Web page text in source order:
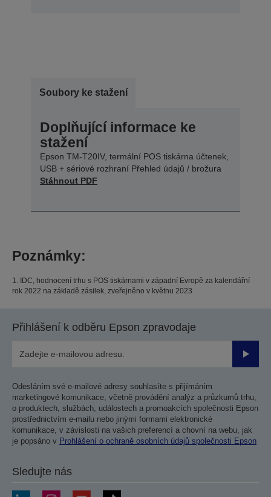
Soubory ke stažení
Doplňující informace ke
stažení
Epson TM-T20IV, termální POS tiskárna účtenek,
USB + sériové rozhraní Přehled údajů / brožura
Stáhnout PDF
Poznámky:
1. IDC, hodnocení trhu s POS tiskárnami v západní Evropě za kalendářní
rok 2022 na základě zásilek, zveřejněno v květnu 2023
Přihlášení k odběru Epson zpravodaje
Odesláním své e-mailové adresy souhlasíte s přijímáním
marketingové komunikace, včetně provádění analýz a průzkumů trhu,
o produktech, službách, událostech a promoakcích společnosti Epson
prostřednictvím e-mailu nebo jinými formami elektronické
komunikace, v závislosti na vašich preferencí a chovní na webu, jak
je popsáno v Prohlášení o ochraně osobních údajů společnosti Epson
Sledujte nás